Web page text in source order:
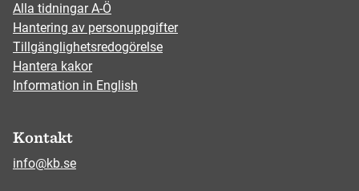
Alla tidningar A-Ö
Hantering av personuppgifter
Tillgänglighetsredogörelse
Hantera kakor
Information in English
Kontakt
info@kb.se